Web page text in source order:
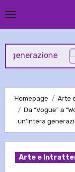
to
Homepage
Arte
Da “Vogue” a
un’intera
Arte e